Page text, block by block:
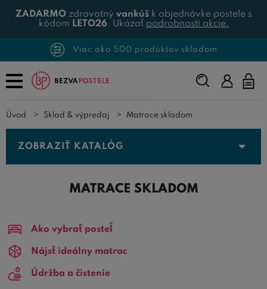
ZADARMOzdravotný vankúšk objednávke postele s
kódom LETO26. Ukázať podrobnosti akcie.
Viac ako 500 produktov skladom
Napíšte,
čo
Úvod Sklad & výpredaj Matrace skladom
ZOBRAZIŤ KATALÓG
MATRACE SKLADOM
Ako vybrať posteľ
Nájsť ideálny matrac
Údržba a čistenie